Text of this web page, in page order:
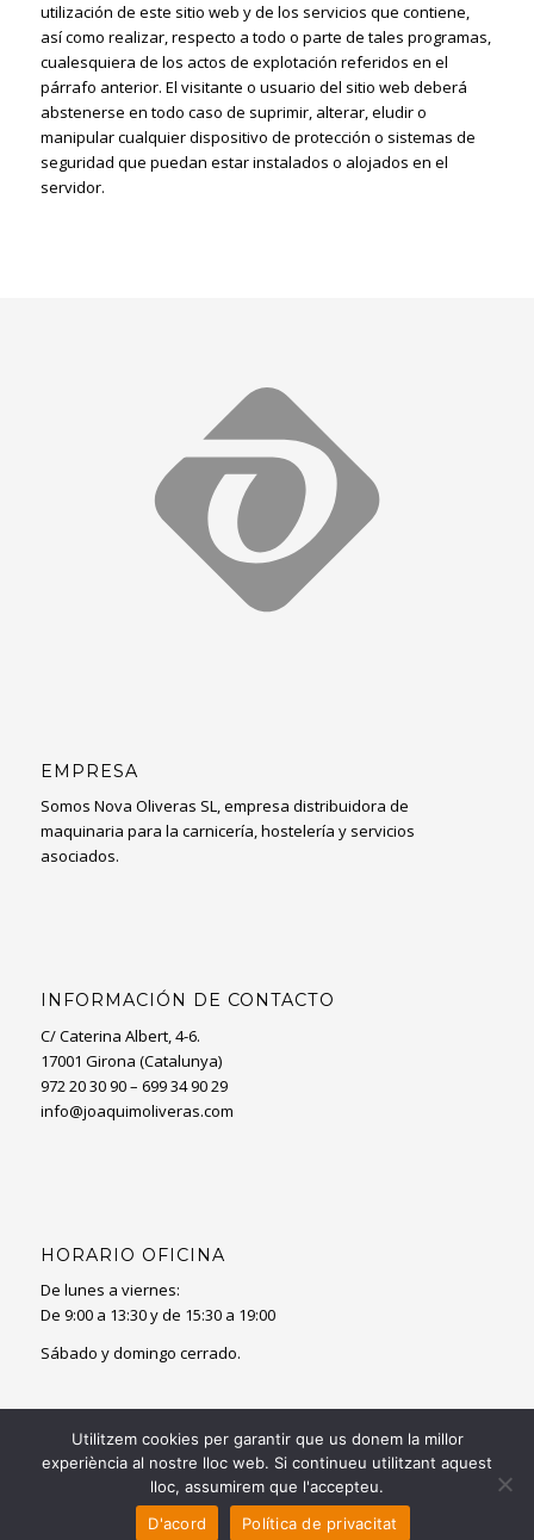
utilización de este sitio web y de los servicios que contiene,
así como realizar, respecto a todo o parte de tales programas,
cualesquiera de los actos de explotación referidos en el
párrafo anterior. El visitante o usuario del sitio web deberá
abstenerse en todo caso de suprimir, alterar, eludir o
manipular cualquier dispositivo de protección o sistemas de
seguridad que puedan estar instalados o alojados en el
servidor.
EMPRESA
Somos Nova Oliveras SL, empresa distribuidora de
maquinaria para la carnicería, hostelería y servicios
asociados.
INFORMACIÓN DE CONTACTO
C/ Caterina Albert, 4-6.
17001 Girona (Catalunya)
972 20 30 90 – 699 34 90 29
info@joaquimoliveras.com
HORARIO OFICINA
De lunes a viernes:
De 9:00 a 13:30 y de 15:30 a 19:00
Sábado y domingo cerrado.
© Copyright - Nova Oliveras SL
Política de Cookies
Utilitzem cookies per garantir que us donem la millor
experiència al nostre lloc web. Si continueu utilitzant aquest
lloc, assumirem que l'accepteu.
D'acord
Política de privacitat